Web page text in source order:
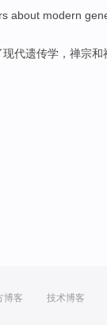
about modern
现代遗传学 ，禅宗和
博客 技术博客